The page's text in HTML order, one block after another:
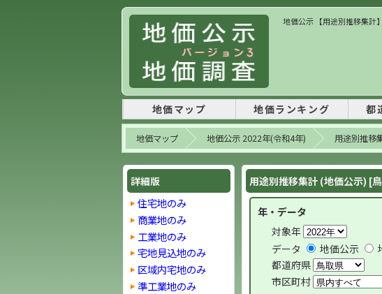
地価公示 【用途別推移集計
地価マップ 地価ランキング 都
地価マップ 地価公示 2022年(令和4年) 用途別推移
用途別推移集計 (地価公示) [
年・データ
対象年
データ
地価公示
都道府県
市区町村
詳細版
住宅地のみ
商業地のみ
工業地のみ
宅地見込地のみ
区域内宅地のみ
準工業地のみ